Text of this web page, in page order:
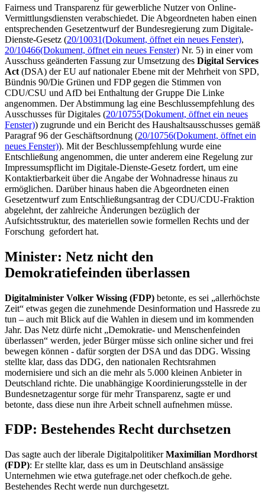
Fairness und Transparenz für gewerbliche Nutzer von Online-
Vermittlungsdiensten verabschiedet. Die Abgeordneten haben einen
entsprechenden Gesetzentwurf der Bundesregierung zum Digitale-
Dienste-Gesetz (20/10031(Dokument, öffnet ein neues Fenster),
20/10466(Dokument, öffnet ein neues Fenster) Nr. 5) in einer vom
Ausschuss geänderten Fassung zur Umsetzung des Digital Services
Act (DSA) der EU auf nationaler Ebene mit der Mehrheit von SPD,
Bündnis 90/Die Grünen und FDP gegen die Stimmen von
CDU/CSU und AfD bei Enthaltung der Gruppe Die Linke
angenommen. Der Abstimmung lag eine Beschlussempfehlung des
Ausschusses für Digitales (20/10755(Dokument, öffnet ein neues
Fenster)) zugrunde und ein Bericht des Haushaltsausschusses gemäß
Paragraf 96 der Geschäftsordnung (20/10756(Dokument, öffnet ein
neues Fenster)). Mit der Beschlussempfehlung wurde eine
Entschließung angenommen, die unter anderem eine Regelung zur
Impressumspflicht im Digitale-Dienste-Gesetz fordert, um eine
Kontaktierbarkeit über die Angabe der Wohnadresse hinaus zu
ermöglichen. Darüber hinaus haben die Abgeordneten einen
Gesetzentwurf zum Entschließungsantrag der CDU/CDU-Fraktion
abgelehnt, der zahlreiche Änderungen bezüglich der
Aufsichtsstruktur, des materiellen sowie formellen Rechts und der
Forschung gefordert hat.
Minister: Netz nicht den
Demokratiefeinden überlassen
Digitalminister Volker Wissing (FDP) betonte, es sei „allerhöchste
Zeit“ etwas gegen die zunehmende Desinformation und Hassrede zu
tun – auch mit Blick auf die Wahlen in diesem und im kommenden
Jahr. Das Netz dürfe nicht „Demokratie- und Menschenfeinden
überlassen“ werden, jeder Bürger müsse sich online sicher und frei
bewegen können - dafür sorgten der DSA und das DDG. Wissing
stellte klar, dass das DDG, den nationalen Rechtsrahmen
modernisiere und sich an die mehr als 5.000 kleinen Anbieter in
Deutschland richte. Die unabhängige Koordinierungsstelle in der
Bundesnetzagentur sorge für mehr Transparenz, sagte er und
betonte, dass diese nun ihre Arbeit schnell aufnehmen müsse.
FDP: Bestehendes Recht durchsetzen
Das sagte auch der liberale DigitalpolitikerMaximilian Mordhorst
(FDP): Er stellte klar, dass es um in Deutschland ansässige
Unternehmen wie etwa gutefrage.net oder chefkoch.de gehe.
Bestehendes Recht werde nun durchgesetzt.